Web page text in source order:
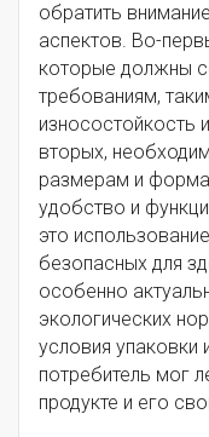
обратить
аспектов. Во-
которые должны
требованиям,
износостойкость
вторых,
размерам и
удобство и
это
безопасных для
особенно
экологических
условия упаковки
потребитель мог
продукте и его